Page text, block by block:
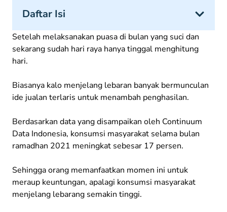
Setelah melaksanakan puasa di bulan yang suci dan
sekarang sudah hari raya hanya tinggal menghitung
hari.
Biasanya kalo menjelang lebaran banyak bermunculan
ide jualan terlaris untuk menambah penghasilan.
Berdasarkan data yang disampaikan oleh Continuum
Data Indonesia, konsumsi masyarakat selama bulan
ramadhan 2021 meningkat sebesar 17 persen.
Sehingga orang memanfaatkan momen ini untuk
meraup keuntungan, apalagi konsumsi masyarakat
menjelang lebarang semakin tinggi.
Daftar Isi